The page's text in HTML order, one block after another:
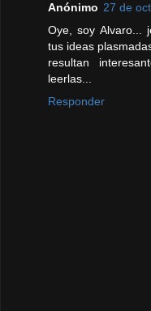
Anónimo 27 de
Oye, soy Alvaro...
tus ideas
resultan
leerlas...
Responder